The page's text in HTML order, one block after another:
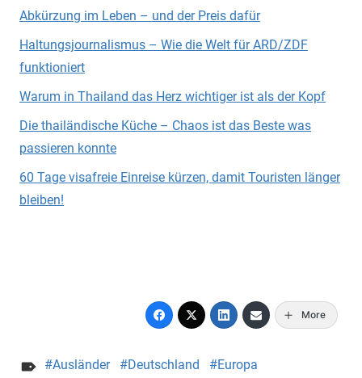
Abkürzung im Leben – und der Preis dafür
Haltungsjournalismus – Wie die Welt für ARD/ZDF
funktioniert
Warum in Thailand das Herz wichtiger ist als der Kopf
Die thailändische Küche – Chaos ist das Beste was
passieren konnte
60 Tage visafreie Einreise kürzen, damit Touristen länger
bleiben!
More
Ausländer Deutschland
Europa